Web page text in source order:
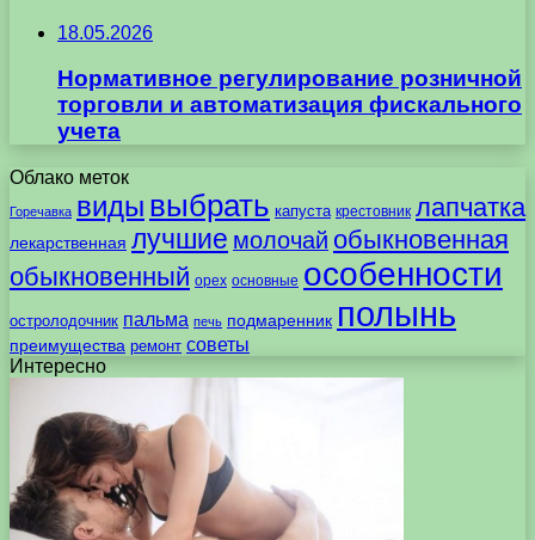
18.05.2026
Нормативное регулирование розничной
торговли и автоматизация фискального
учета
Облако меток
Горечавка виды выбрать капуста крестовник лапчатка
лекарственная лучшие молочай обыкновенная
обыкновенный орех основные особенности
остролодочник пальма печь подмаренник полынь
преимущества ремонт советы
Интересно